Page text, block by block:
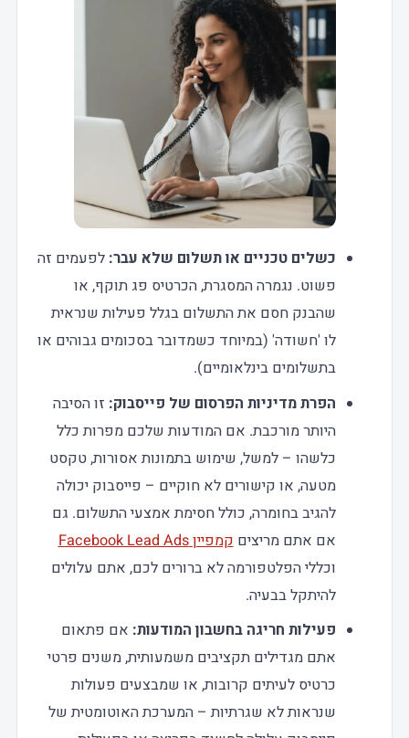
כשלים טכניים או תשלום שלא עבר: לפעמים זה
פשוט. נגמרה המסגרת, הכרטיס פג תוקף, או
שהבנק חסם את התשלום בגלל פעילות שנראית
לו 'חשודה' (במיוחד כשמדובר בסכומים גבוהים או
בתשלומים בינלאומיים).
הפרת מדיניות הפרסום של פייסבוק: זו הסיבה
היותר מורכבת. אם המודעות שלכם מפרות כלל
כלשהו – למשל, שימוש בתמונות אסורות, טקסט
מטעה, או קישורים לא חוקיים – פייסבוק יכולה
להגיב בחומרה, כולל חסימת אמצעי התשלום. גם
אם אתם מריצים קמפיין Facebook Lead Ads
וכללי הפלטפורמה לא ברורים לכם, אתם עלולים
להיתקל בבעיה.
פעילות חריגה בחשבון המודעות: אם פתאום
אתם מגדילים תקציבים משמעותית, משנים פרטי
כרטיס לעיתים קרובות, או שמבצעים פעולות
שנראות לא שגרתיות – המערכת האוטומטית של